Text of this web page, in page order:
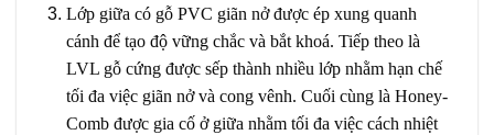
Lớp giữa có gỗ PVC giãn nở được ép xung quanh
cánh để tạo độ vững chắc và bắt khoá. Tiếp theo là
LVL gỗ cứng được sếp thành nhiều lớp nhằm hạn chế
tối đa việc giãn nở và cong vênh. Cuối cùng là Honey-
Comb được gia cố ở giữa nhằm tối đa việc cách nhiệt